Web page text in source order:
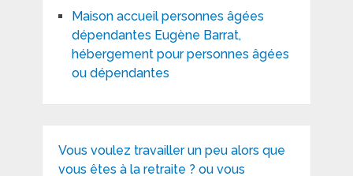
Maison accueil personnes âgées
dépendantes Eugène Barrat,
hébergement pour personnes âgées
ou dépendantes
Vous voulez travailler un peu alors que
vous êtes à la retraite ? ou vous